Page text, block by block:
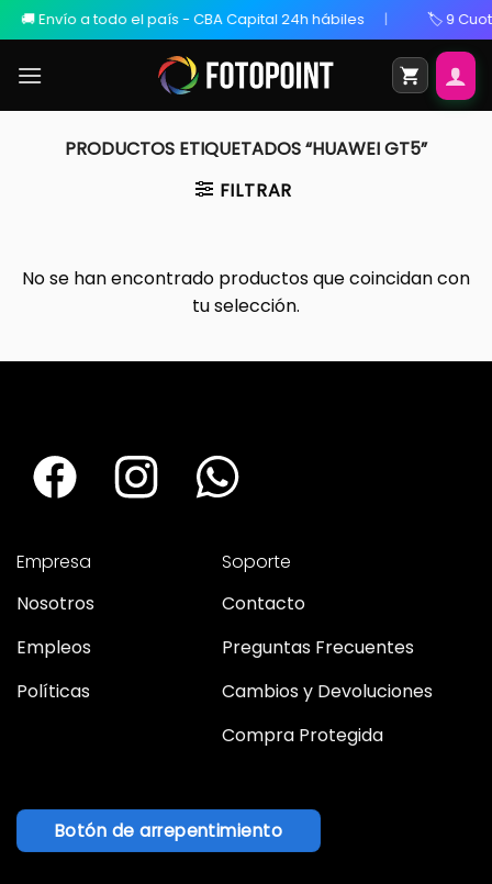
a todo el país - CBA Capital 24h hábiles 🏷️ 9 Cuotas Sin
PRODUCTOS ETIQUETADOS “HUAWEI GT5”
FILTRAR
No se han encontrado productos que coincidan con
tu selección.
Empresa
Nosotros
Empleos
Políticas
Soporte
Contacto
Preguntas Frecuentes
Cambios y Devoluciones
Compra Protegida
Botón de arrepentimiento